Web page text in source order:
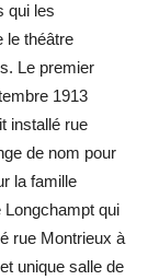
qui les
le théâtre
Le premier
1913
installé rue
de nom pour
la famille
Longchampt qui
rue Montrieux à
unique salle de